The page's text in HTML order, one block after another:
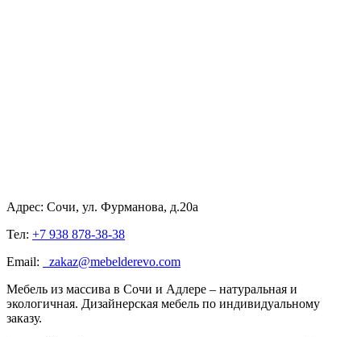
Адрес: Сочи, ул. Фурманова, д.20а
Тел: +7 938 878-38-38
Email:
zakaz@mebelderevo.com
Мебель из массива в Сочи и Адлере – натуральная и
экологичная. Дизайнерская мебель по индивидуальному
заказу.